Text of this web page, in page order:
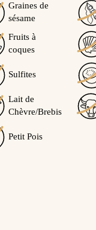
Voir l'attestation
Avis soumis à un
5
Calculé à partir de1
Graines de
sésame
Fruits à
coques
Sulfites
Lait de
Chèvre/Brebis
Petit Pois